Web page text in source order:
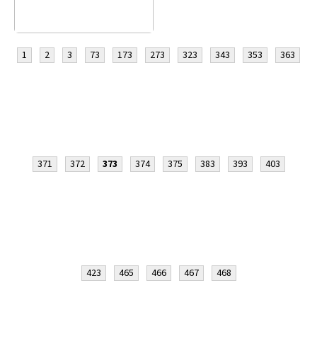
1 2 3 73 173 273 323 343 353 363
371 372 373 374 375 383 393 403
423 465 466 467 468